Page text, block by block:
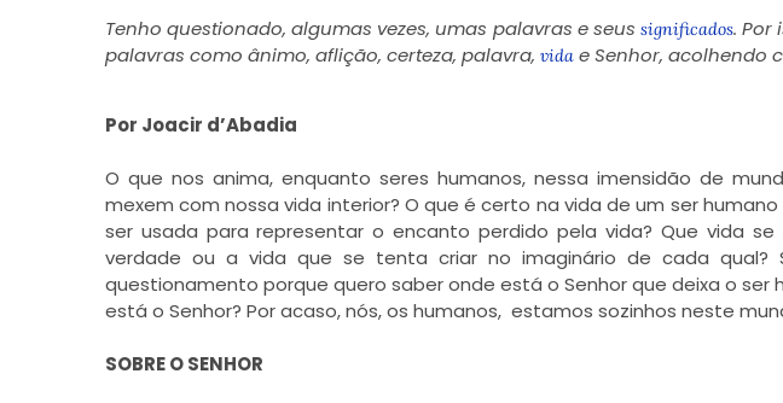
Tenho questionado, algumas vezes, umas palavras e seussignificados. Por
palavras como ânimo, aflição, certeza, palavra, vidae Senhor, acolhendo
Por Joacir d’Abadia
O que nos anima, enquanto seres humanos, nessa imensidão de
mexem com nossa vida interior? O que é certo na vida de um ser
ser usada para representar o encanto perdido pela vida? Que vida
verdade ou a vida que se tenta criar no imaginário de cada qual?
questionamento porque quero saber onde está o Senhor que deixa o ser
está o Senhor? Por acaso, nós, os humanos, estamos sozinhos neste
SOBRE O SENHOR